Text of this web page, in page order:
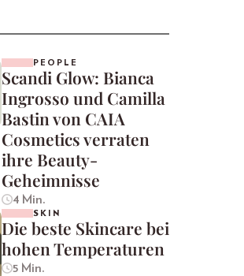
PEOPLE
Scandi Glow: Bianca
Ingrosso und Camilla
Bastin von CAIA
Cosmetics verraten
ihre Beauty-
Geheimnisse
4 Min.
SKIN
Die beste Skincare bei
hohen Temperaturen
5 Min.